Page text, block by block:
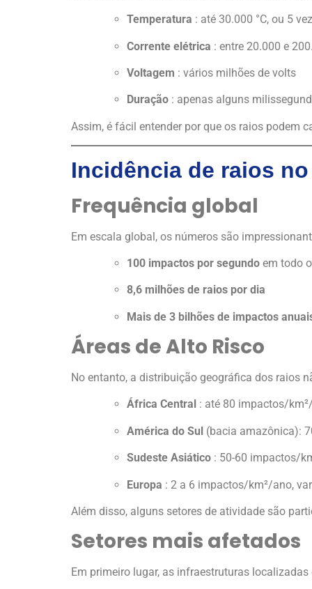
Temperatura : até 30.000 °C, ou 5
Corrente elétrica : entre 20.000 e
Voltagem : vários milhões de volts
Duração : apenas alguns
Assim, é fácil entender por que os raios podem
Incidência de raios
Frequência global
Em escala global, os números são
100 impactos por segundo em todo
8,6 milhões de raios por dia
Mais de 3 bilhões de impactos
Áreas de Alto Risco
No entanto, a distribuição geográfica dos raios
África Central : até 80 impactos/
América do Sul (bacia amazônica):
Sudeste Asiático : 50-60 impactos/
Europa : 2 a 6 impactos/km²/ano,
Além disso, alguns setores de atividade são
Setores mais afetados
Em primeiro lugar, as infraestruturas